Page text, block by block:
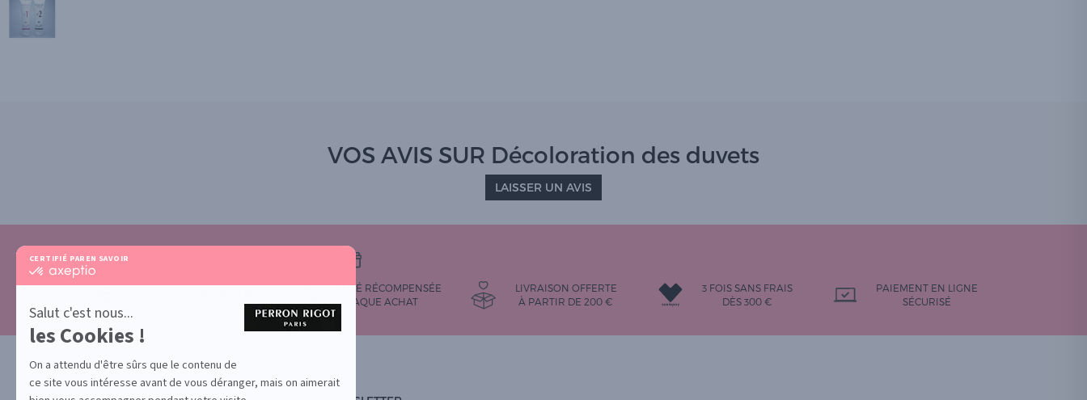
CERTIFIÉ PAR EN SAVOIR PLUS SUR
certifié
-
En
savoir
plus
sur
Axeptio
Salut c'est nous...
les Cookies !
On a attendu d'être sûrs que le contenu de
ce site vous intéresse avant de vous déranger, mais on aimerait
VOS AVIS SUR Décoloration des duvets
LAISSER UN AVIS
VOTRE FIDÉLITÉ RÉCOMPENSÉE
POUR CHAQUE ACHAT
LIVRAISON OFFERTE
À PARTIR DE 200 €
3 FOIS SANS FRAIS
DÈS 300 €
PAIEMENT EN LIGNE
SÉCURISÉ